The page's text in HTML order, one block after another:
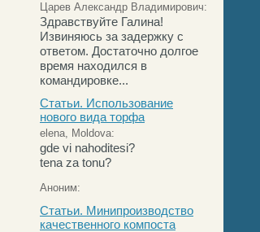
Царев Александр Владимирович:
Здравствуйте Галина!
Извиняюсь за задержку с
ответом. Достаточно долгое
время находился в
командировке...
Статьи. Использование
нового вида торфа
elena, Moldova:
gde vi nahoditesi?
tena za tonu?
Аноним:
Статьи. Минипроизводство
качественного компоста